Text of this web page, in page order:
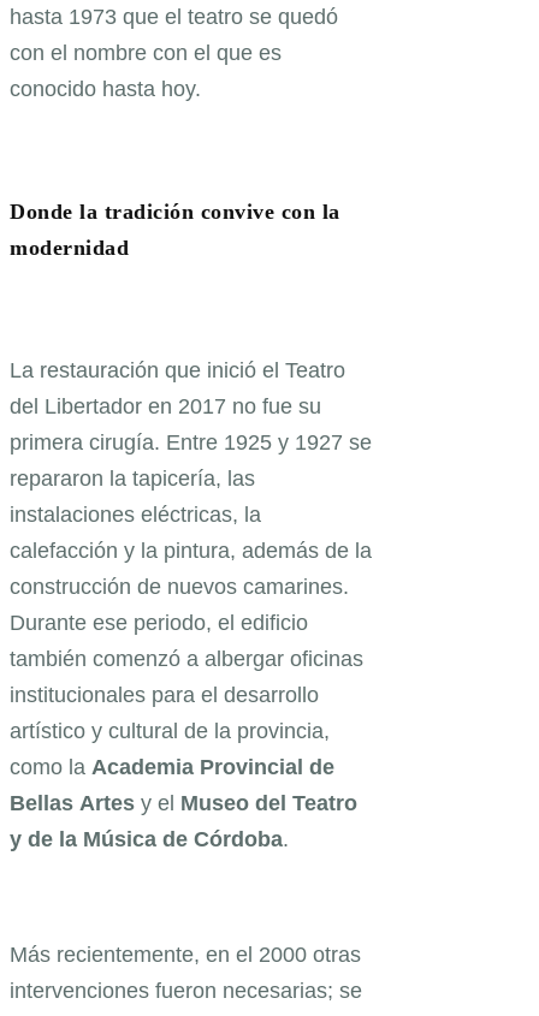
hasta 1973 que el teatro se quedó
con el nombre con el que es
conocido hasta hoy.
Donde la tradición convive con la
modernidad
La restauración que inició el Teatro
del Libertador en 2017 no fue su
primera cirugía. Entre 1925 y 1927 se
repararon la tapicería, las
instalaciones eléctricas, la
calefacción y la pintura, además de la
construcción de nuevos camarines.
Durante ese periodo, el edificio
también comenzó a albergar oficinas
institucionales para el desarrollo
artístico y cultural de la provincia,
como la Academia Provincial de
Bellas Artes y el Museo del Teatro
y de la Música de Córdoba.
Más recientemente, en el 2000 otras
intervenciones fueron necesarias; se